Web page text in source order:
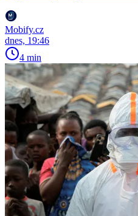
Mobify.cz
dnes, 19:46
4 min